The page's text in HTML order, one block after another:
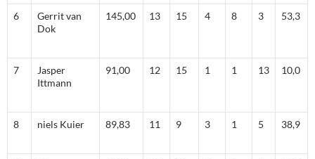
6
Gerrit van
Dok
145,00 13 15 4 8 3 53,3
7
Jasper
Ittmann
91,00 12 15 1 1 13 10,0
8 niels Kuier 89,83 11 9 3 1 5 38,9